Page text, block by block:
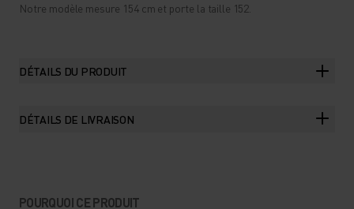
Notre modèle mesure 154 cm et porte la taille 152.
DÉTAILS DU PRODUIT
DÉTAILS DE LIVRAISON
POURQUOI CE PRODUIT